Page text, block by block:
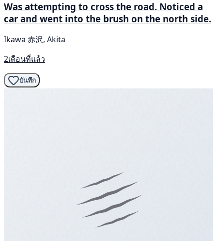
Was attempting to cross the road. Noticed a
car and went into the brush on the north side.
Ikawa 赤沢, Akita
2เดือนที่แล้ว
บันทึก